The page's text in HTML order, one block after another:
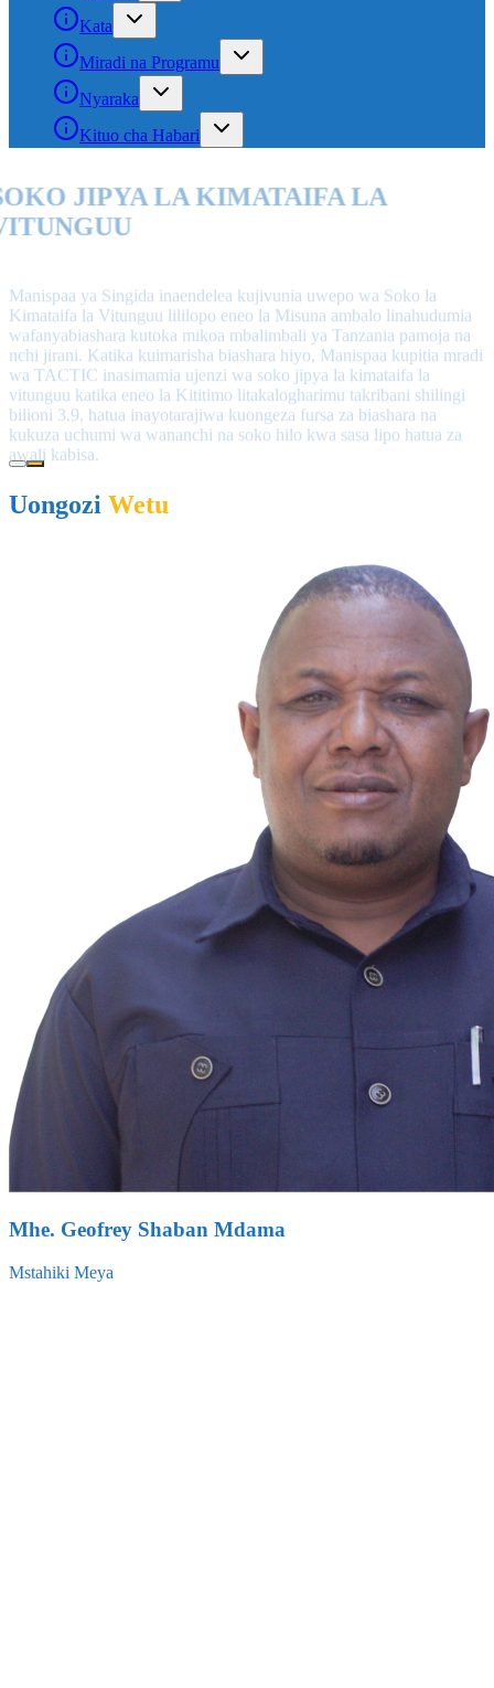
Kata
Miradi na Programu
Nyaraka
Kituo cha Habari
SOKO JIPYA LA KIMATAIFA LA
VITUNGUU
wafanyabiashara kutoka mikoa mbalimbali ya Tanzania pamoja na
nchi jirani. Katika kuimarisha biashara hiyo, Manispaa kupitia mradi
wa TACTIC inasimamia ujenzi wa soko jipya la kimataifa la
vitunguu katika eneo la Kititimo litakalogharimu takribani shilingi
bilioni 3.9, hatua inayotarajiwa kuongeza fursa za biashara na
kukuza uchumi wa wananchi na soko hilo kwa sasa lipo hatua za
awali kabisa.
Uongozi Wetu
Mhe. Geofrey Shaban Mdama
Mstahiki Meya